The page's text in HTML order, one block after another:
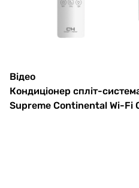
Вага
внутрішнього
10.5 кг
Відео
Кондиціонер спліт-
Supreme Continental Wi-Fi